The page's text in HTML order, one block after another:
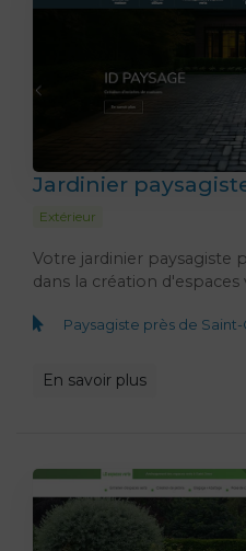
Jardinier
Extérieur
Votre jardinier paysagiste
dans la création d'espaces
Paysagiste près de
En savoir plus